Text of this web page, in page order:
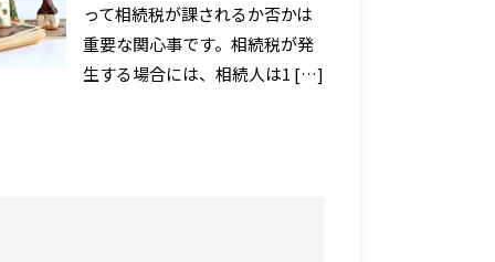
って相続税が課されるか否かは
重要な関心事です。相続税が発
生する場合には、相続人は1 […]